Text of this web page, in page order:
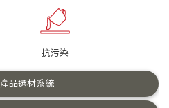
抗污染
產品選材系統